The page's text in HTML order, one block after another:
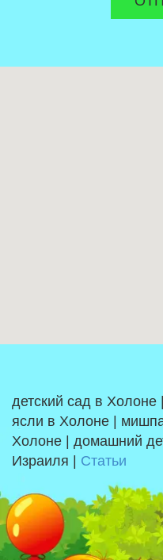
детский сад в Холоне
ясли в Холоне |
Холоне | домашний
Израиля | Статьи